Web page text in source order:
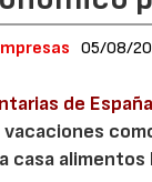
05/08/
de España
casa